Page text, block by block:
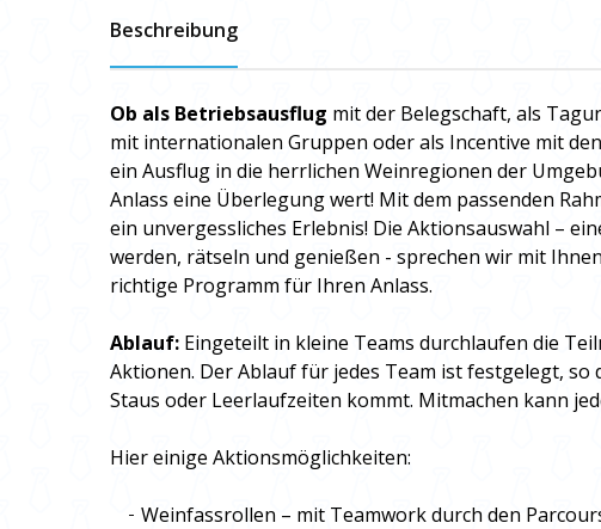
Beschreibung
Ob als Betriebsausflug mit der Belegschaft, als
mit internationalen Gruppen oder als Incentive mit
ein Ausflug in die herrlichen Weinregionen der
Anlass eine Überlegung wert! Mit dem passenden
ein unvergessliches Erlebnis! Die Aktionsauswahl –
werden, rätseln und genießen - sprechen wir mit
richtige Programm für Ihren Anlass.
Ablauf: Eingeteilt in kleine Teams durchlaufen die
Aktionen. Der Ablauf für jedes Team ist festgelegt, so
Staus oder Leerlaufzeiten kommt. Mitmachen kann
Hier einige Aktionsmöglichkeiten:
Weinfassrollen – mit Teamwork durch den